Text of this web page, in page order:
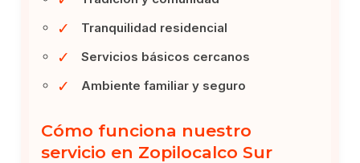
✓ Tranquilidad residencial
✓ Servicios básicos cercanos
✓ Ambiente familiar y seguro
Cómo funciona nuestro
servicio en Zopilocalco Sur